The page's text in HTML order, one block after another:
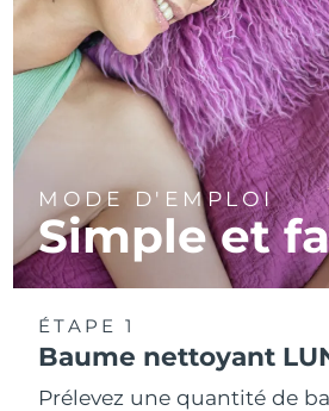
MODE D'EMPLOI
Simple et
ÉTAPE 1
Baume nettoyant
Prélevez une quantité de